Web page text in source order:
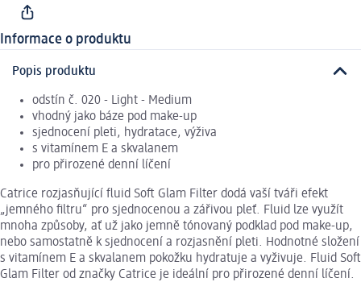
Informace o produktu
Popis produktu
odstín č. 020 - Light - Medium
vhodný jako báze pod make-up
sjednocení pleti, hydratace, výživa
s vitamínem E a skvalanem
pro přirozené denní líčení
Catrice rozjasňující fluid Soft Glam Filter dodá vaší tváři efekt
„jemného filtru“ pro sjednocenou a zářivou pleť. Fluid lze využít
mnoha způsoby, ať už jako jemně tónovaný podklad pod make-up,
nebo samostatně k sjednocení a rozjasnění pleti. Hodnotné složení
s vitamínem E a skvalanem pokožku hydratuje a vyživuje. Fluid Soft
Glam Filter od značky Catrice je ideální pro přirozené denní líčení.